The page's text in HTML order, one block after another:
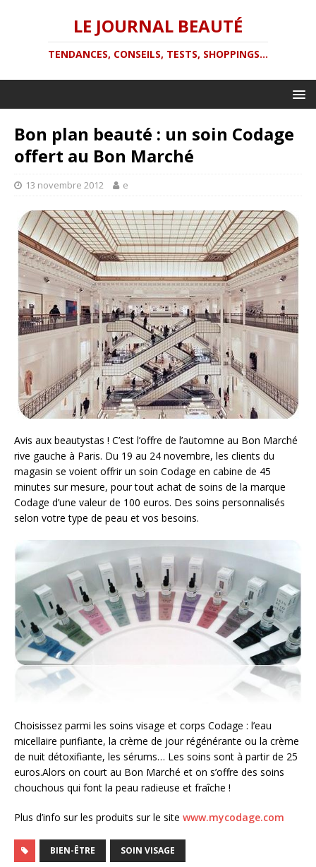
LE JOURNAL BEAUTÉ
TENDANCES, CONSEILS, TESTS, SHOPPINGS...
Bon plan beauté : un soin Codage
offert au Bon Marché
13 novembre 2012 e
Avis aux beautystas ! C’est l’offre de l’automne au Bon Marché
rive gauche à Paris. Du 19 au 24 novembre, les clients du
magasin se voient offrir un soin Codage en cabine de 45
minutes sur mesure, pour tout achat de soins de la marque
Codage d’une valeur de 100 euros. Des soins personnalisés
selon votre type de peau et vos besoins.
Choisissez parmi les soins visage et corps Codage : l’eau
micellaire purifiante, la crème de jour régénérante ou la crème
de nuit détoxifiante, les sérums… Les soins sont à partir de 25
euros.Alors on court au Bon Marché et on s’offre des soins
chouchous qui font la peau radieuse et fraîche !
Plus d’info sur les produits sur le site www.mycodage.com
BIEN-ÊTRE SOIN VISAGE